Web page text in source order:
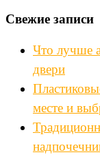
Свежие записи
Что лучше
двери
месте и